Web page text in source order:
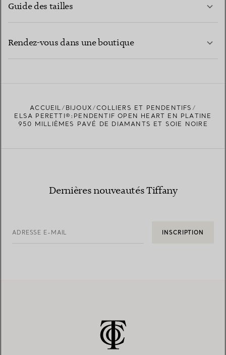
Guide des tailles
Rendez-vous dans une boutique
TROUVEZ LA BOUTIQUE LA PLUS PROCHE
ACCUEIL BIJOUX
COLLIERS ET PENDENTIFS
ELSA PERETTI®:PENDENTIF OPEN HEART EN PLATINE
950 MILLIÈMES PAVÉ DE DIAMANTS ET SOIE NOIRE
Dernières nouveautés Tiffany
ADRESSE E-MAIL INSCRIPTION